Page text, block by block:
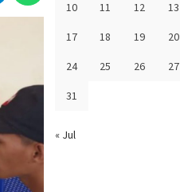
10 11 12 13
17 18 19 20
24 25 26 27
31
« Jul